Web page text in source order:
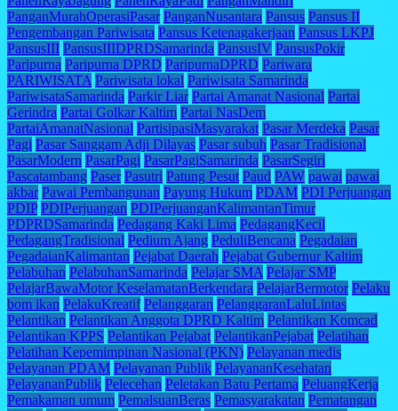
PanganMurahOperasiPasar PanganNusantara Pansus Pansus II
Pengembangan Pariwisata Pansus Ketenagakerjaan Pansus LKPJ
PansusIII PansusIIIDPRDSamarinda PansusIV PansusPokir
Paripurna Paripurna DPRD ParipurnaDPRD Pariwara
PARIWISATA Pariwisata lokal Pariwisata Samarinda
PariwisataSamarinda Parkir Liar Partai Amanat Nasional Partai
Gerindra Partai Golkar Kaltim Partai NasDem
PartaiAmanatNasional PartisipasiMasyarakat Pasar Merdeka Pasar
Pagi Pasar Sanggam Adji Dilayas Pasar subuh Pasar Tradisional
PasarModern PasarPagi PasarPagiSamarinda PasarSegiri
Pascatambang Paser Pasutri Patung Pesut Paud PAW pawai pawai
akbar Pawai Pembangunan Payung Hukum PDAM PDI Perjuangan
PDIP PDIPerjuangan PDIPerjuanganKalimantanTimur
PDPRDSamarinda Pedagang Kaki Lima PedagangKecil
PedagangTradisional Pedium Ajang PeduliBencana Pegadaian
PegadaianKalimantan Pejabat Daerah Pejabat Gubernur Kaltim
Pelabuhan PelabuhanSamarinda Pelajar SMA Pelajar SMP
PelajarBawaMotor KeselamatanBerkendara PelajarBermotor Pelaku
bom ikan PelakuKreatif Pelanggaran PelanggaranLaluLintas
Pelantikan Pelantikan Anggota DPRD Kaltim Pelantikan Komcad
Pelantikan KPPS Pelantikan Pejabat PelantikanPejabat Pelatihan
Pelatihan Kepemimpinan Nasional (PKN) Pelayanan medis
Pelayanan PDAM Pelayanan Publik PelayananKesehatan
PelayananPublik Pelecehan Peletakan Batu Pertama PeluangKerja
Pemakaman umum PemalsuanBeras Pemasyarakatan Pematangan